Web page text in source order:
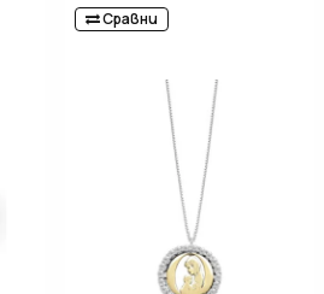
Сравни